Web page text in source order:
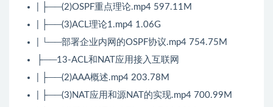
| ├──(2)OSPF重点理论.mp4 597.11M
| ├──(3)ACL理论1.mp4 1.06G
| └──部署企业内网的OSPF协议.mp4 754.75M
├──13-ACL和NAT应用接入互联网
| ├──(2)AAA概述.mp4 203.78M
| ├──(3)NAT应用和源NAT的实现.mp4 700.99M